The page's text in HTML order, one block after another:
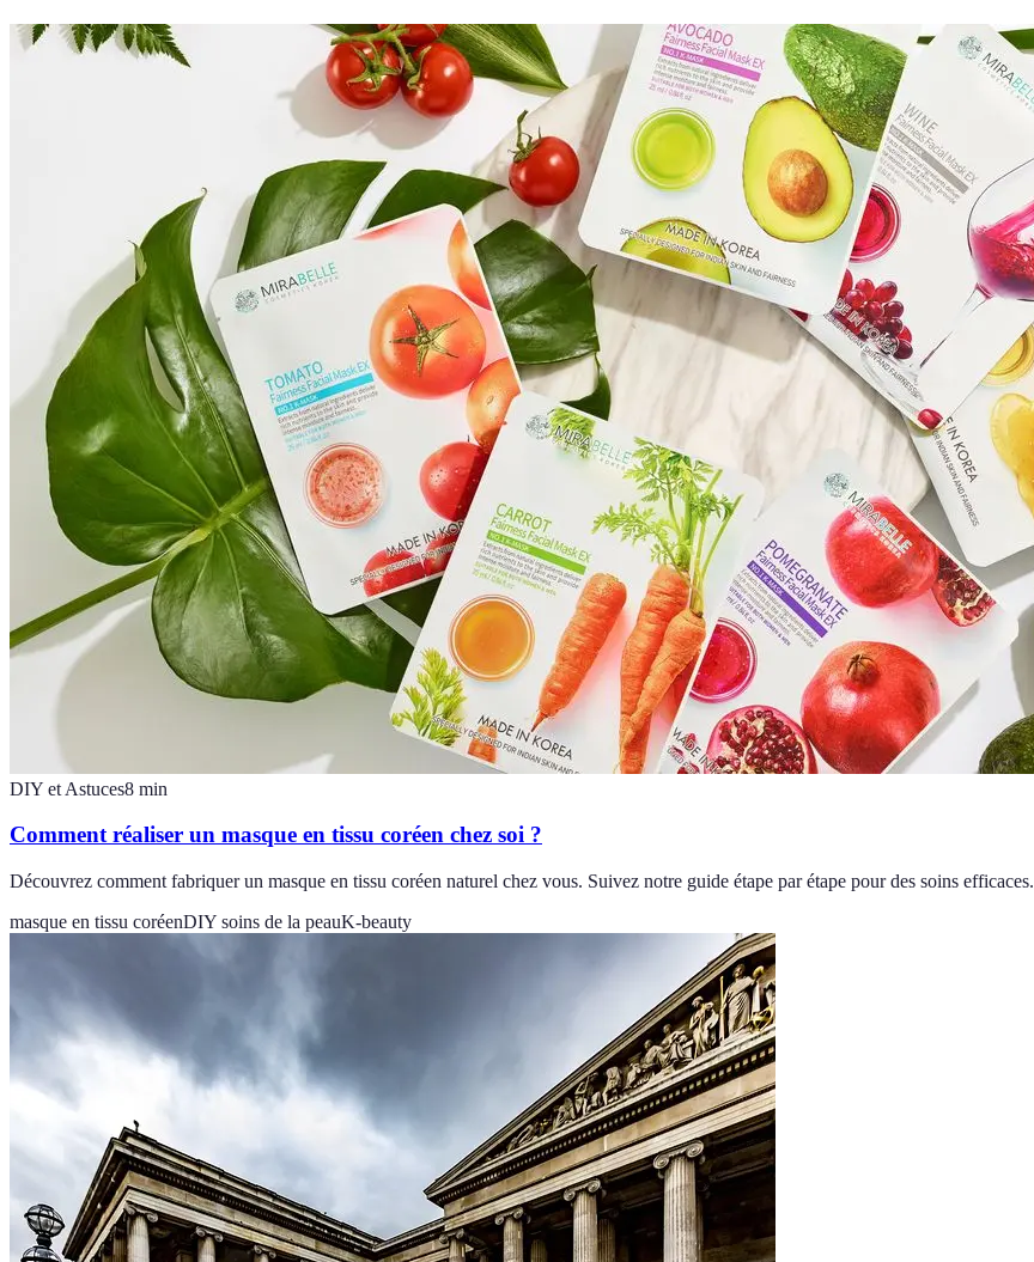
DIY et Astuces8 min
Comment réaliser un masque en tissu coréen chez soi ?
Découvrez comment fabriquer un masque en tissu coréen naturel chez vous. Suivez notre guide étape par étape pour des soins efficaces.
masque en tissu coréenDIY soins de la peauK-beauty